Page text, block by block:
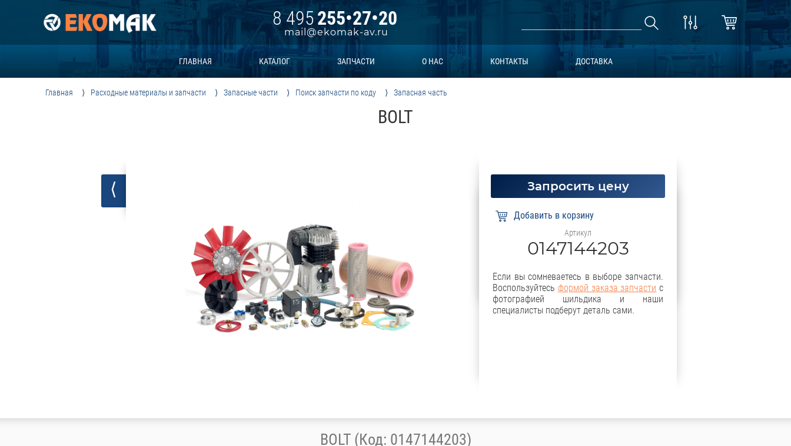
8 495255•27•20
mail@ekomak-av.ru
ГЛАВНАЯ КАТАЛОГ ЗАПЧАСТИ О НАС КОНТАКТЫ ДОСТАВКА
Главная Расходные материалы и запчасти Запасные части Поиск запчасти по коду Запасная часть
BOLT
⟨ Запросить цену
Артикул
0147144203
Если вы сомневаетесь в выборе запчасти.
Воспользуйтесь формой заказа запчасти с
фотографией шильдика и наши
специалисты подберут деталь сами.
BOLT (Код: 0147144203)